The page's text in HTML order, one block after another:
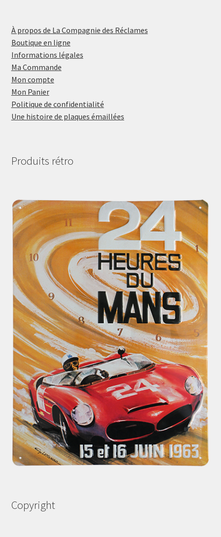
À propos de La Compagnie des Réclames
Boutique en ligne
Informations légales
Ma Commande
Mon compte
Mon Panier
Politique de confidentialité
Une histoire de plaques émaillées
Produits rétro
Copyright